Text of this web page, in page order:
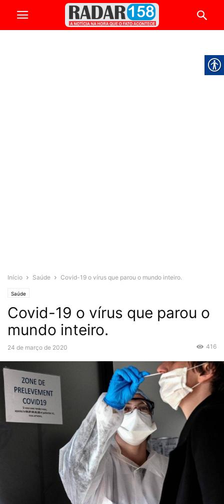
Início Saúde Covid-19 o vírus que parou o mundo inteiro.
Saúde
Covid-19 o vírus que parou o
mundo inteiro.
24 de março de 2020 416